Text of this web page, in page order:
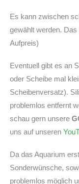
Es kann zwischen
gewählt werden.
Aufpreis)
Eventuell gibt es an
oder Scheibe mal
Scheibenversatz).
problemlos entfernt
schau gern unsere
uns auf unseren
Da das Aquarium
Sonderwünsche,
problemlos möglich